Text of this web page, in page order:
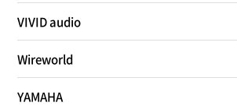
VIVID audio
Wireworld
YAMAHA